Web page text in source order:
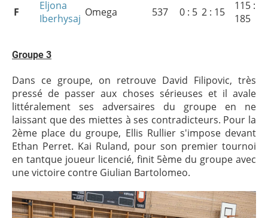
F
Eljona
Iberhysaj Omega 537 0 : 5 2 : 15
115 :
185
Groupe 3
Dans ce groupe, on retrouve David Filipovic, très
pressé de passer aux choses sérieuses et il avale
littéralement ses adversaires du groupe en ne
laissant que des miettes à ses contradicteurs. Pour la
2ème place du groupe, Ellis Rullier s'impose devant
Ethan Perret. Kai Ruland, pour son premier tournoi
en tantque joueur licencié, finit 5ème du groupe avec
une victoire contre Giulian Bartolomeo.